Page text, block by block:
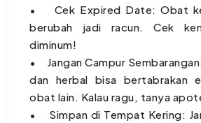
• Cek Expired Date: Obat
berubah jadi racun. Cek
diminum!
• Jangan Campur
dan herbal bisa bertabrakan
obat lain. Kalau ragu, tanya
• Simpan di Tempat Kering: